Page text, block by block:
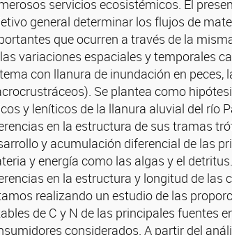
servicios ecosistémicos. El
general determinar los flujos de
que ocurren a través de la
variaciones espaciales y temporales
con llanura de inundación en peces,
Se plantea como
y leníticos de la llanura aluvial del río
en la estructura de sus tramas
y acumulación diferencial de las
y energía como las algas y el
en la estructura y longitud de las
realizando un estudio de las
de C y N de las principales fuentes
considerados. A partir del